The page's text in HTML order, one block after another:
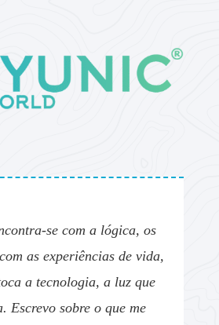
se com a lógica, os
as experiências de vida,
a tecnologia, a luz que
Escrevo sobre o que me